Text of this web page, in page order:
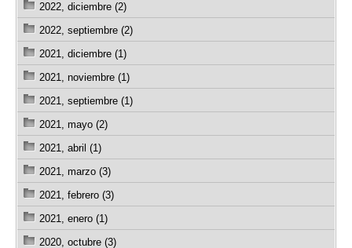
2022, diciembre (2)
2022, septiembre (2)
2021, diciembre (1)
2021, noviembre (1)
2021, septiembre (1)
2021, mayo (2)
2021, abril (1)
2021, marzo (3)
2021, febrero (3)
2021, enero (1)
2020, octubre (3)